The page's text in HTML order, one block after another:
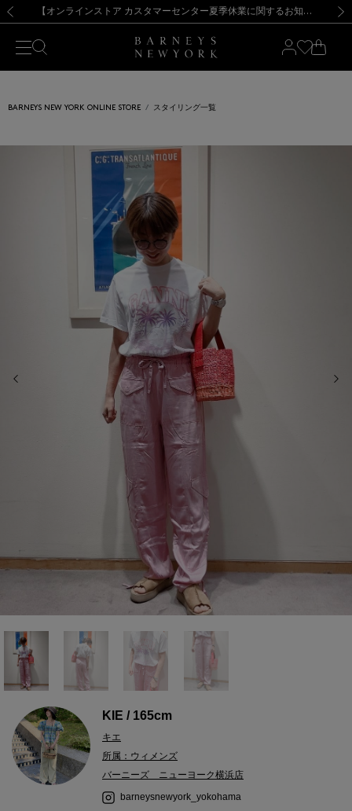
新規登録のお客様も対象！＜MY BARNEYS＞会員のお客様は11,000円（税込）以上のお買上げで常時送料無料！お買い物の際は会員登録を！
【夏季休業に伴う出荷一時停止のお知らせ】(2026.8.7) 【オンラインストア カスタマーセンター夏季休業に関するお知らせ】（2026.8.7）
【夏季休業に伴う返品・交換承り一時停止のお知らせ】（2026.8.5）
熊本県を中心とした地震の影響によるお荷物のお届けについて
【開催中】SUMMER SALEのご案内・ご注意事項 新規登録のお客様も対象！＜MY BARNEYS＞会員のお客様は11,000円（税込）以上のお買上げで常時送料無料！お買い物の際は会員登録を！
【夏季休業に伴う出荷一時停止のお知らせ】(2026.8.7)
BARNEYS NEW YORK ONLINE STORE スタイリング一覧
KIE / 165cm
キエ
所属：ウィメンズ
バーニーズ ニューヨーク横浜店
barneysnewyork_yokohama